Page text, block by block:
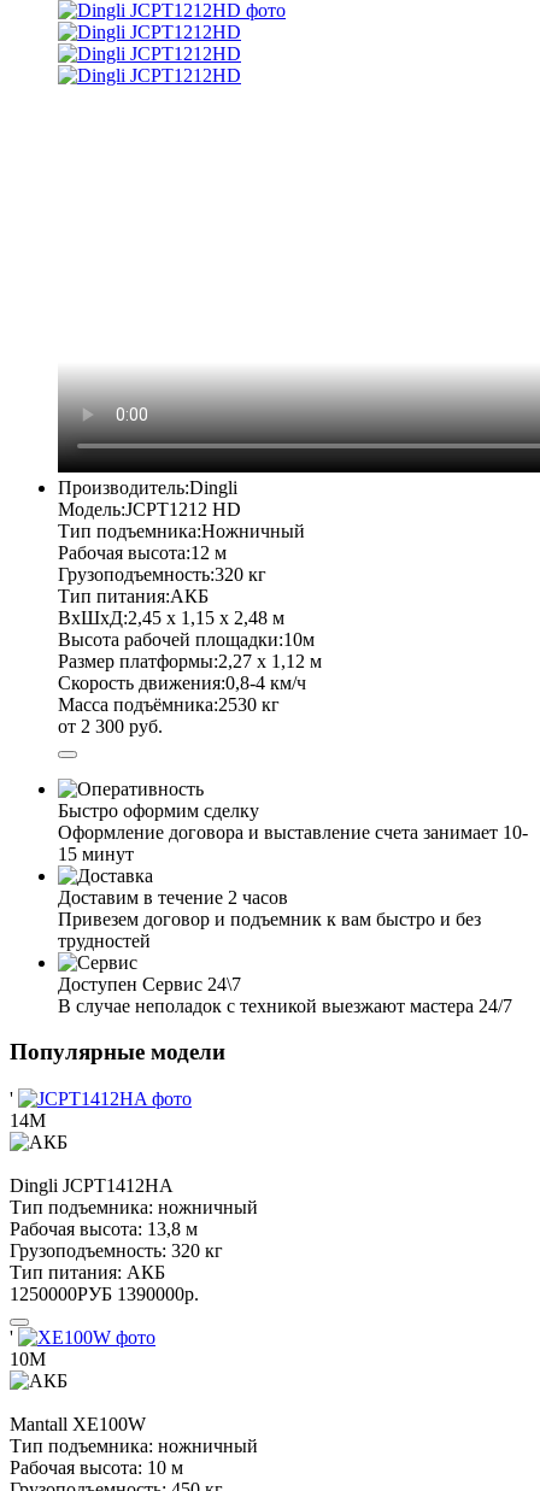
Производитель:Dingli
Модель:JCPT1212 HD
Тип подъемника:Ножничный
Рабочая высота:12 м
Грузоподъемность:320 кг
Тип питания:АКБ
ВхШхД:2,45 х 1,15 х 2,48 м
Высота рабочей площадки:10м
Размер платформы:2,27 х 1,12 м
Скорость движения:0,8-4 км/ч
Масса подъёмника:2530 кг
от 2 300 руб.
Быстро оформим сделку
Оформление договора и выставление счета занимает 10-
15 минут
Доставим в течение 2 часов
Привезем договор и подъемник к вам быстро и без
трудностей
Доступен Сервис 24\7
В случае неполадок с техникой выезжают мастера 24/7
Популярные модели
'
14М
Dingli JCPT1412HA
Тип подъемника: ножничный
Рабочая высота: 13,8 м
Грузоподъемность: 320 кг
Тип питания: АКБ
1250000РУБ 1390000р.
'
10М
Mantall XE100W
Тип подъемника: ножничный
Рабочая высота: 10 м